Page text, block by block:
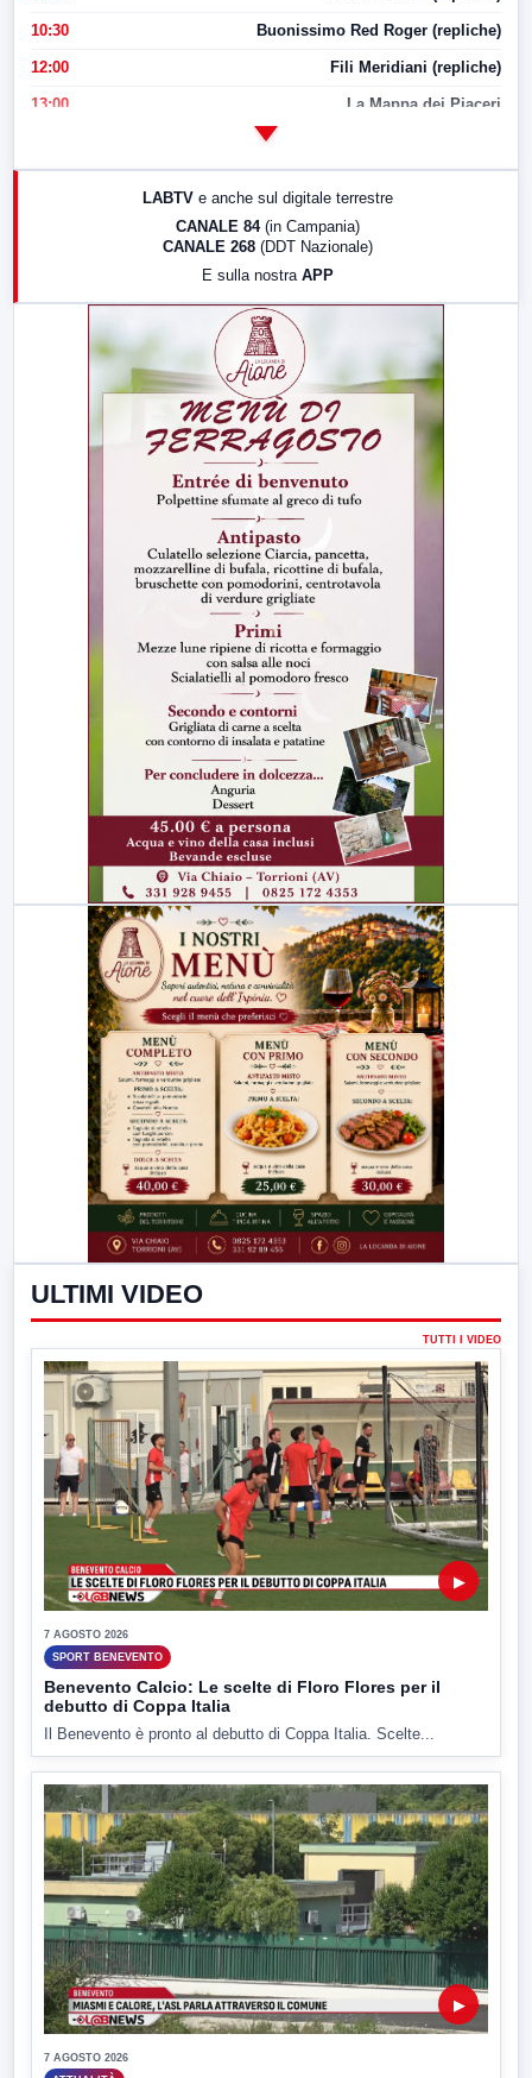
10:30 Buonissimo Red Roger (repliche)
12:00 Fili Meridiani (repliche)
13:00 La Mappa dei Piaceri
LABTV e anche sul digitale terrestre
CANALE 84 (in Campania)
CANALE 268 (DDT Nazionale)
E sulla nostra APP
ULTIMI VIDEO
TUTTI I VIDEO
▶
7 AGOSTO 2026
SPORT BENEVENTO
Benevento Calcio: Le scelte di Floro Flores per il
debutto di Coppa Italia
Il Benevento è pronto al debutto di Coppa Italia. Scelte...
▶
7 AGOSTO 2026